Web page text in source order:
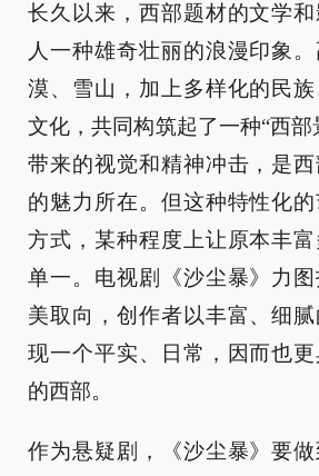
长久以来，西部题材的文学
人一种雄奇壮丽的浪漫印象
漠、雪山，加上多样化的民族
文化，共同构筑起了一种“西
带来的视觉和精神冲击，是
的魅力所在。但这种特性化
方式，某种程度上让原本丰
单一。电视剧《沙尘暴》力
美取向，创作者以丰富、细
现一个平实、日常，因而也
的西部。
作为悬疑剧，《沙尘暴》要